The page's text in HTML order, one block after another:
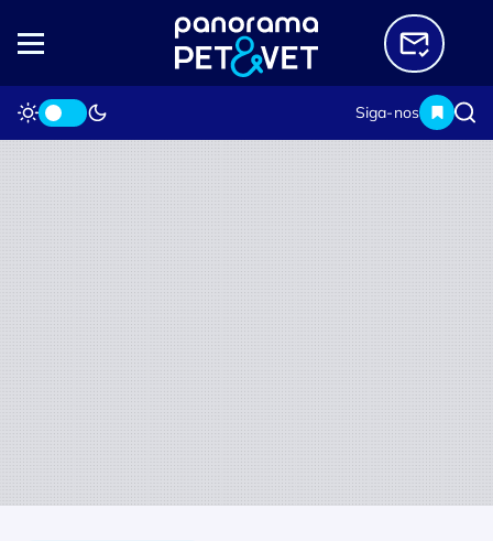
Siga-nos